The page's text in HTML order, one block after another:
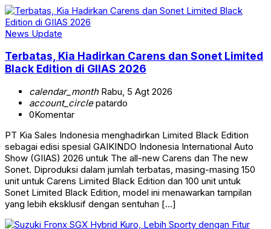
News Update
Terbatas, Kia Hadirkan Carens dan Sonet Limited
Black Edition di GIIAS 2026
calendar_monthRabu, 5 Agt 2026
account_circlepatardo
0Komentar
PT Kia Sales Indonesia menghadirkan Limited Black Edition
sebagai edisi spesial GAIKINDO Indonesia International Auto
Show (GIIAS) 2026 untuk The all-new Carens dan The new
Sonet. Diproduksi dalam jumlah terbatas, masing-masing 150
unit untuk Carens Limited Black Edition dan 100 unit untuk
Sonet Limited Black Edition, model ini menawarkan tampilan
yang lebih eksklusif dengan sentuhan […]